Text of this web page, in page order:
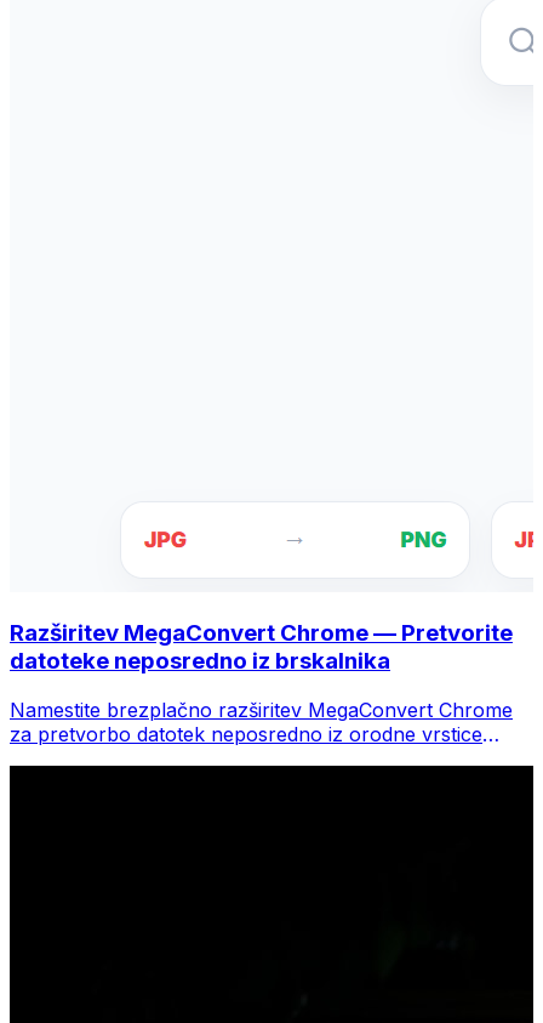
Razširitev MegaConvert Chrome — Pretvorite
datoteke neposredno iz brskalnika
Namestite brezplačno razširitev MegaConvert Chrome
za pretvorbo datotek neposredno iz orodne vrstice